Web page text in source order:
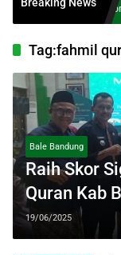
Ton
Tag:fahmil
Bale Bandung
Raih Skor
Quran Kab
19/06/2025